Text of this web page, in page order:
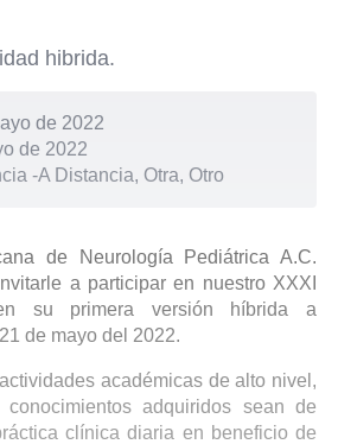
hibrida.
de 2022
de 2022
-A Distancia, Otra, Otro
de Neurología Pediátrica A.C.
a participar en nuestro XXXI
su primera versión híbrida a
de mayo del 2022.
académicas de alto nivel,
adquiridos sean de
clínica diaria en beneficio de